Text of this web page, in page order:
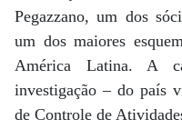
Pegazzano, um dos
um dos maiores
América Latina. A
investigação – do país
de Controle de